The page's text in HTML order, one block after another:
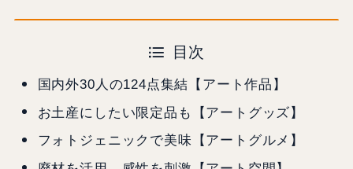
目次
国内外30人の124点集結【アート作品】
お土産にしたい限定品も【アートグッズ】
フォトジェニックで美味【アートグルメ】